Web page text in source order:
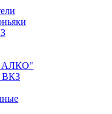
АЛКО"
ВКЗ